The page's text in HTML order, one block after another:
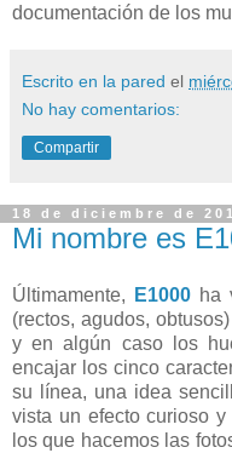
documentación de los
Escrito en la pared el
No hay comentarios:
Compartir
18 de diciembre de
Mi nombre es
Últimamente, E1000ha
(rectos, agudos,
y en algún caso los
encajar los cinco
su línea, una idea
vista un efecto curioso
los que hacemos las